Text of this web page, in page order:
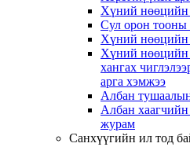
Хүний нөөцийн
Сул орон тооны
Хүний нөөцийн
Хүний нөөцийн
хангах
арга хэмжээ
Албан
Албан
журам
Санхүүгийн ил тод